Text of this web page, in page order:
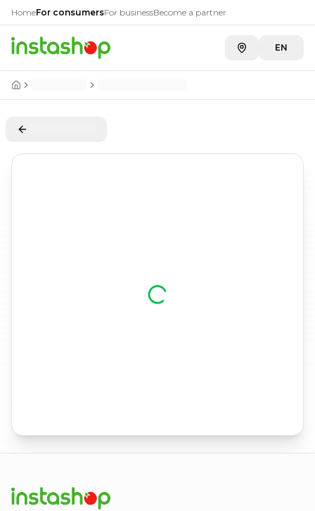
HomeFor consumersFor businessBecome a partner
EN